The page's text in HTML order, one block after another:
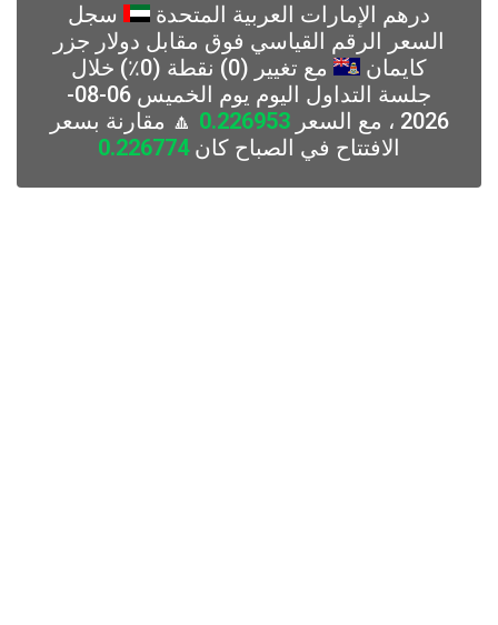
درهم الإمارات العربية المتحدة
سجل
السعر الرقم القياسي فوق مقابل دولار جزر
كايمان
مع تغيير (0) نقطة (0٪) خلال
جلسة التداول اليوم يوم الخميس 06-08-
2026 ، مع السعر
0.226953 🔼 مقارنة بسعر
الافتتاح في الصباح كان0.226774